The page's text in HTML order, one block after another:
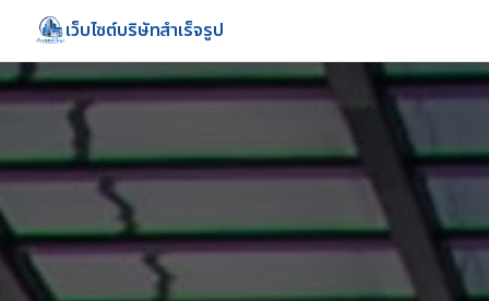
เว็บไซต์บริษัทสำเร็จรูป